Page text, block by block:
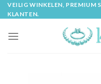
Skip
to
VEILIG WINKELEN, PREMIUM
KLANTEN.